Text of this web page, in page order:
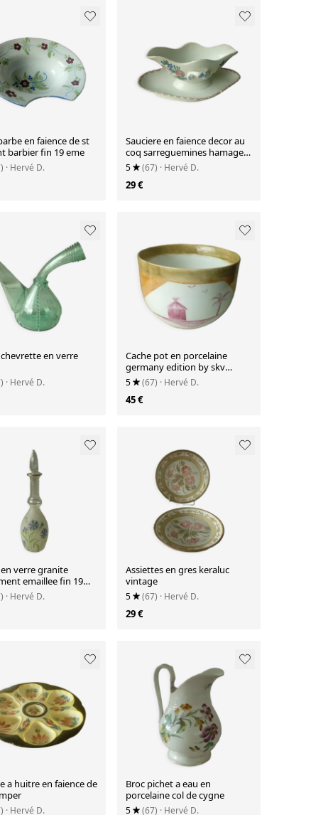
en faience de st
barbier fin 19 eme
· Hervé D.
Sauciere en faience decor au
coq sarreguemines hamage
nord de la france
5 (67) · Hervé D.
29 €
en verre
· Hervé D.
Cache pot en porcelaine
germany edition by skv
années 80'
5 (67) · Hervé D.
45 €
verre granite
emaillee fin 19
· Hervé D.
Assiettes en gres keraluc
vintage
5 (67) · Hervé D.
29 €
a huitre en faience de
· Hervé D.
Broc pichet a eau en
porcelaine col de cygne
5 (67) · Hervé D.